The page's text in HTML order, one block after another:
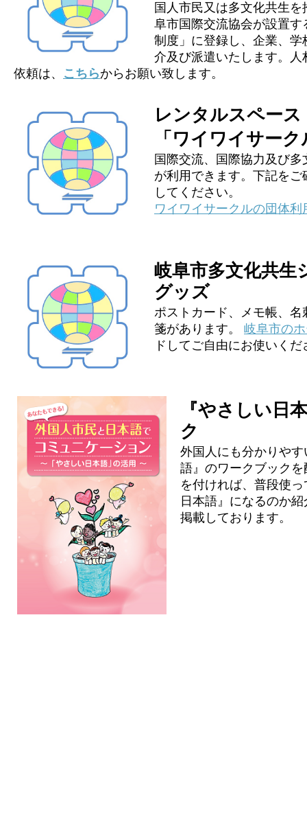
国人市民又は多文化共生
阜市国際交流協会が設置
制度」に登録し、企業、
介及び派遣いたします。
依頼は、 こちらからお願い致します。
レンタルスペース
「ワイワイサーク
国際交流、国際協力及び
が利用できます。下記を
してください。
ワイワイサークルの団体利
岐阜市多文化共生
グッズ
ポストカード、メモ帳、
箋があります。 岐阜市の
ドしてご自由にお使いくだ
『やさしい日
ク
外国人にも分かりや
語』のワークブック
を付ければ、普段使
日本語』になるのか
掲載しております。